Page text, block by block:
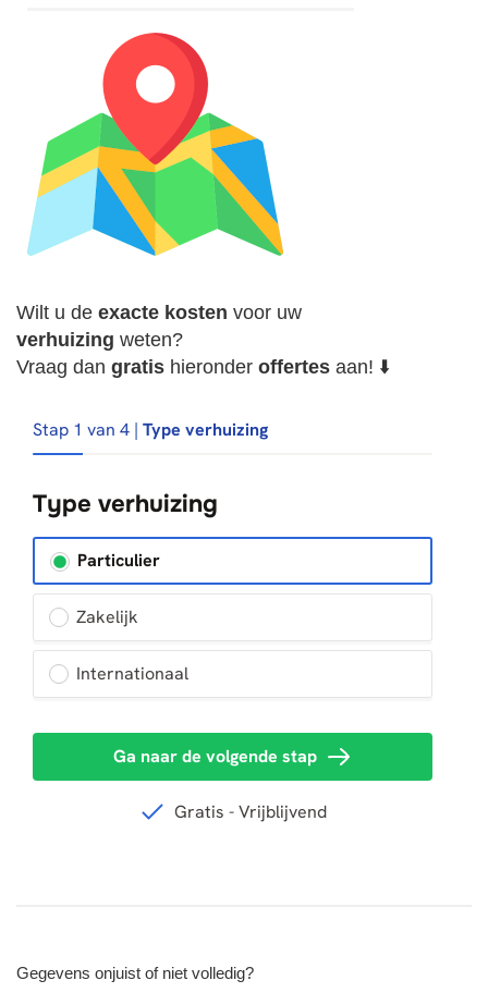
Wilt u de exacte kosten voor uw
verhuizing weten?
Vraag dan gratis hieronder offertes aan! ⬇️
Gegevens onjuist of niet volledig?